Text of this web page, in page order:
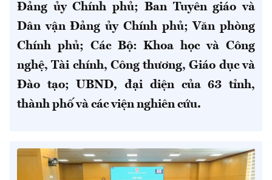
Đảng ủy Chính phủ; Ban Tuyên giáo và
Dân vận Đảng ủy Chính phủ; Văn phòng
Chính phủ; Các Bộ: Khoa học và Công
nghệ, Tài chính, Công thương, Giáo dục và
Đào tạo; UBND, đại diện của 63 tỉnh,
thành phố và các viện nghiên cứu.